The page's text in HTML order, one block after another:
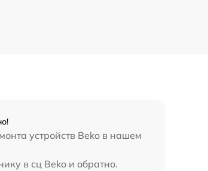
устройств Beko в нашем
в сц Beko и обратно.